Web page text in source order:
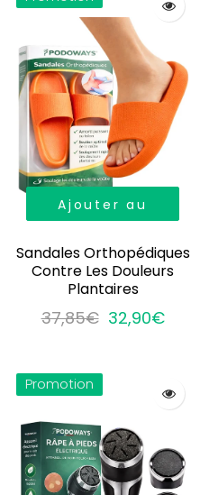
Ajouter au
Sandales Orthopédiques
Contre Les Douleurs
Plantaires
37,85€ 32,90€
Promotion